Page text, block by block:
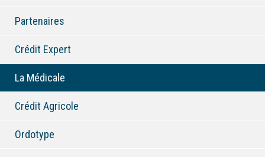
Partenaires
Crédit Expert
La Médicale
Crédit Agricole
Ordotype